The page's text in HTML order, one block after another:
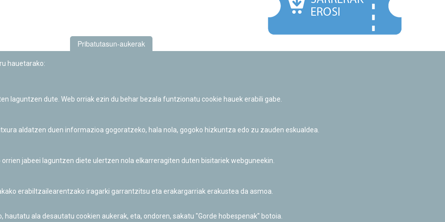
Informazio publikoa eskatzeko baimena
Pribatutasun-aukerak
hauetarako:
laguntzen dute. Web orriak ezin du behar bezala funtzionatu cookie hauek erabili gabe.
aldatzen duen informazioa gogoratzeko, hala nola, gogoko hizkuntza edo zu zauden eskualdea.
jabeei laguntzen diete ulertzen nola elkarreragiten duten bisitariek webguneekin.
erabiltzailearentzako iragarki garrantzitsu eta erakargarriak erakustea da asmoa.
ala desautatu cookien aukerak, eta, ondoren, sakatu "Gorde hobespenak" botoia.